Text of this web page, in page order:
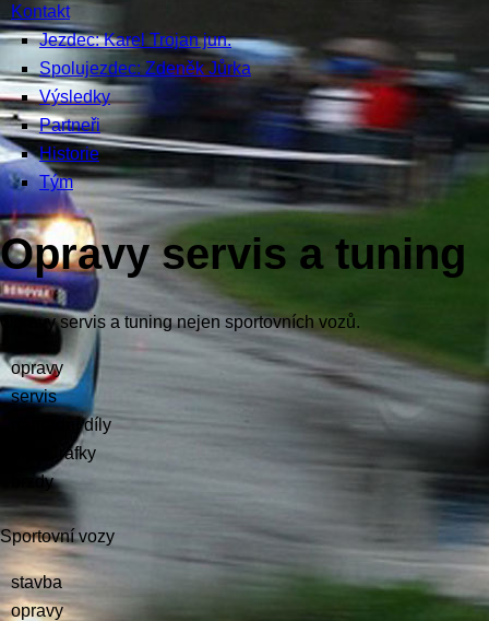
Kontakt
Jezdec: Karel Trojan jun.
Spolujezdec: Zdeněk Jůrka
Výsledky
Partneři
Historie
Tým
Opravy servis a tuning
Opravy servis a tuning nejen sportovních vozů.
opravy
servis
náhradní díly
pneu, ráfky
brzdy
Sportovní vozy
stavba
opravy